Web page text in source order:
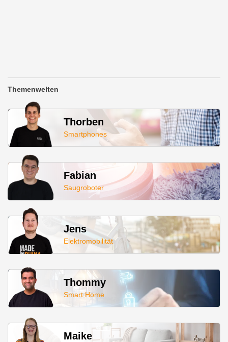
Themenwelten
Thorben
Smartphones
Fabian
Saugroboter
Jens
Elektromobilität
Thommy
Smart Home
Maike